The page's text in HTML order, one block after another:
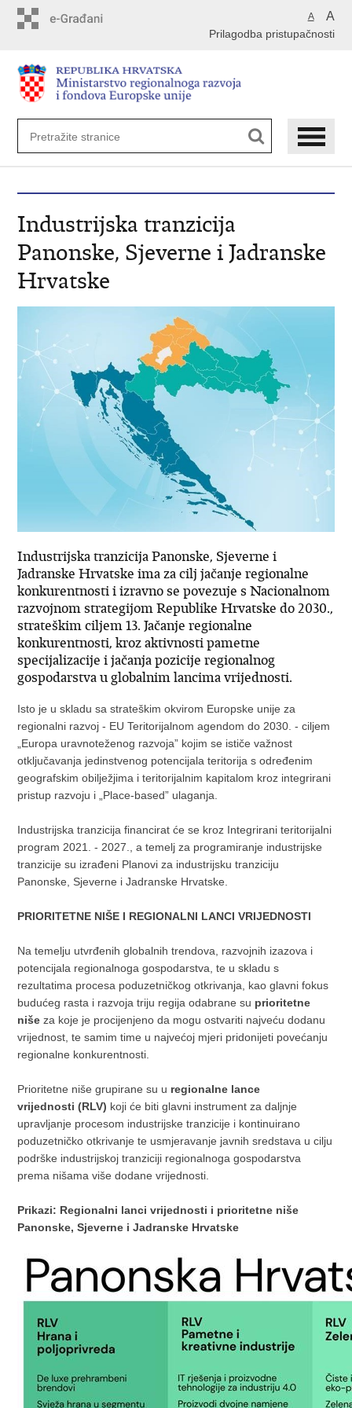
A A
Prilagodba pristupačnosti
Industrijska tranzicija
Panonske, Sjeverne i Jadranske
Hrvatske
Industrijska tranzicija Panonske, Sjeverne i
Jadranske Hrvatske ima za cilj jačanje regionalne
konkurentnosti i izravno se povezuje s Nacionalnom
razvojnom strategijom Republike Hrvatske do 2030.,
strateškim ciljem 13. Jačanje regionalne
konkurentnosti, kroz aktivnosti pametne
specijalizacije i jačanja pozicije regionalnog
gospodarstva u globalnim lancima vrijednosti.
Isto je u skladu sa strateškim okvirom Europske unije za
regionalni razvoj - EU Teritorijalnom agendom do 2030. - ciljem
„Europa uravnoteženog razvoja” kojim se ističe važnost
otključavanja jedinstvenog potencijala teritorija s određenim
geografskim obilježjima i teritorijalnim kapitalom kroz integrirani
pristup razvoju i „Place-based” ulaganja.
Industrijska tranzicija financirat će se kroz Integrirani teritorijalni
program 2021. - 2027., a temelj za programiranje industrijske
tranzicije su izrađeni Planovi za industrijsku tranziciju
Panonske, Sjeverne i Jadranske Hrvatske.
PRIORITETNE NIŠE I REGIONALNI LANCI VRIJEDNOSTI
Na temelju utvrđenih globalnih trendova, razvojnih izazova i
potencijala regionalnoga gospodarstva, te u skladu s
rezultatima procesa poduzetničkog otkrivanja, kao glavni fokus
budućeg rasta i razvoja triju regija odabrane su prioritetne
niše za koje je procijenjeno da mogu ostvariti najveću dodanu
vrijednost, te samim time u najvećoj mjeri pridonijeti povećanju
regionalne konkurentnosti.
Prioritetne niše grupirane su u regionalne lance
vrijednosti (RLV) koji će biti glavni instrument za daljnje
upravljanje procesom industrijske tranzicije i kontinuirano
poduzetničko otkrivanje te usmjeravanje javnih sredstava u cilju
podrške industrijskoj tranziciji regionalnoga gospodarstva
prema nišama više dodane vrijednosti.
Prikazi: Regionalni lanci vrijednosti i prioritetne niše
Panonske, Sjeverne i Jadranske Hrvatske